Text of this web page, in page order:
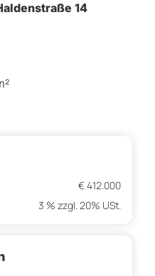
14
€ 412.000
3 % zzgl. 20% USt.